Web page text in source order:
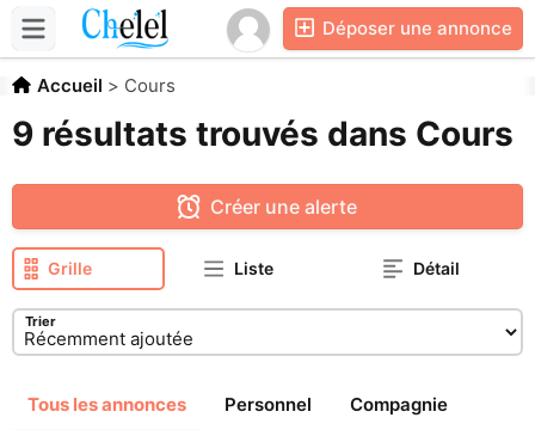
Déposer une annonce
Accueil > Cours
9 résultats trouvés dans Cours
Créer une alerte
Grille Liste Détail
Trier
Tous les annonces Personnel Compagnie